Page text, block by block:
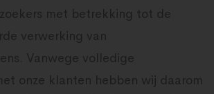
met betrekking tot de
verwerking van
Vanwege volledige
onze klanten hebben wij daarom